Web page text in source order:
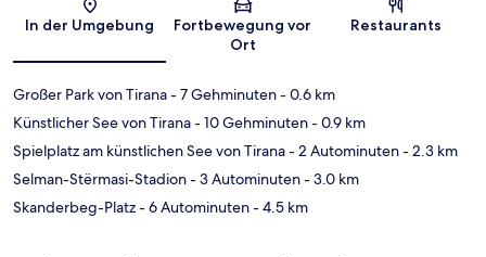
Karte
In der Umgebung
Fortbewegung vor
Ort
Restaurants
Großer Park von Tirana- 7 Gehminuten- 0.6 km
Künstlicher See von Tirana- 10 Gehminuten- 0.9 km
Spielplatz am künstlichen See von Tirana- 2 Autominuten- 2.3 km
Selman-Stërmasi-Stadion- 3 Autominuten- 3.0 km
Skanderbeg-Platz- 6 Autominuten- 4.5 km